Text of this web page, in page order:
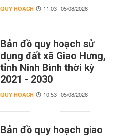
QUY HOẠCH 11:03 | 05/08/2026
Bản đồ quy hoạch sử
dụng đất xã Giao Hưng,
tỉnh Ninh Bình thời kỳ
2021 - 2030
QUY HOẠCH 10:53 | 05/08/2026
Bản đồ quy hoạch giao